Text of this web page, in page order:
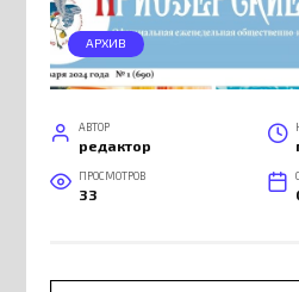
АРХИВ
АВТОР
редактор
ПРОСМОТРОВ
33